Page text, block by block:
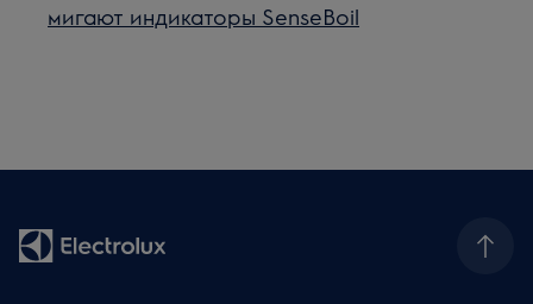
мигают индикаторы SenseBoil